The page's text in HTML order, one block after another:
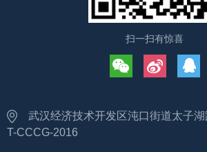
扫一扫有惊喜
武汉经济技术开发区沌口街道太子
T-CCCG-2016